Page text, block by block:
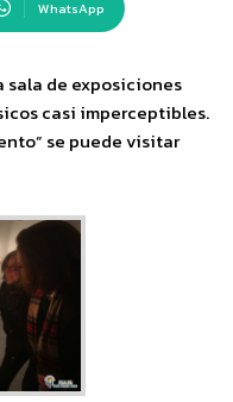
WhatsApp
sala de exposiciones
casi imperceptibles.
se puede visitar